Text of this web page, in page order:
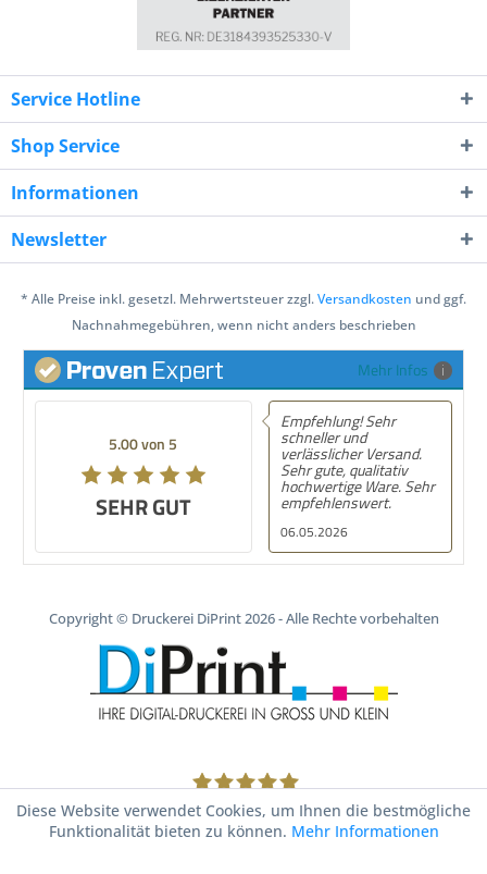
Service Hotline
Shop Service
Informationen
Newsletter
* Alle Preise inkl. gesetzl. Mehrwertsteuer zzgl.Versandkosten und ggf.
Nachnahmegebühren, wenn nicht anders beschrieben
Mehr Infos
5.00 von 5
SEHR GUT
06.05.2026
Empfehlung! Sehr
schneller und
verlässlicher Versand.
Sehr gute, qualitativ
hochwertige Ware. Sehr
empfehlenswert.
Copyright © Druckerei DiPrint 2026 - Alle Rechte vorbehalten
1805Bewertungen auf ProvenExpert.com
Diese Website verwendet Cookies, um Ihnen die bestmögliche
Funktionalität bieten zu können. Mehr Informationen